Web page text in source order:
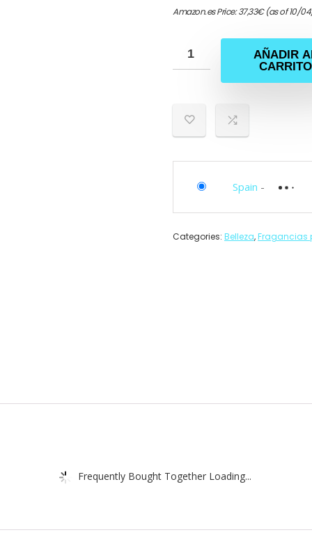
Amazon.es Price:37,33€(as of 10/
AÑADIR
CARRITO
Spain -
Categories: Belleza,Fragancias
Frequently Bought Together Loading...